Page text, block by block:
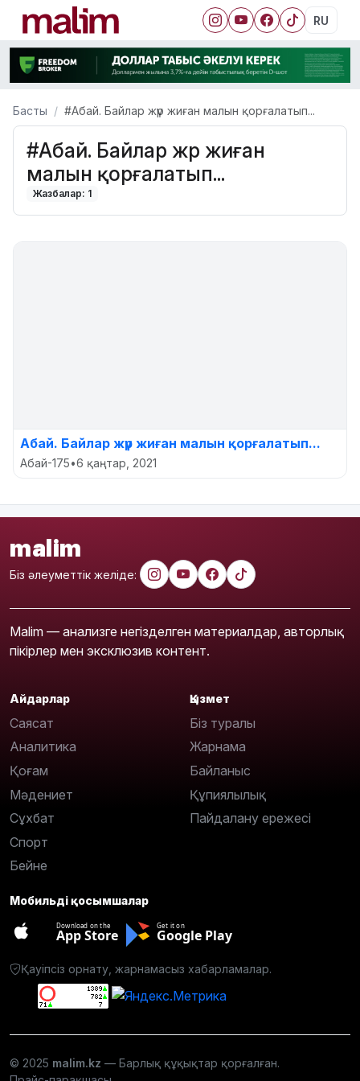
RU
Басты #Абай. Байлар жүр жиған малын қорғалатып...
#Абай. Байлар жүр жиған
малын қорғалатып...
Жазбалар: 1
Абай. Байлар жүр жиған малын қорғалатып...
Абай-175•6 қаңтар, 2021
malim
Біз әлеуметтік желіде:
Malim — анализге негізделген материалдар, авторлық
пікірлер мен эксклюзив контент.
Айдарлар
Саясат
Аналитика
Қоғам
Мәдениет
Сұхбат
Спорт
Бейне
Қызмет
Біз туралы
Жарнама
Байланыс
Құпиялылық
Пайдалану ережесі
Мобильді қосымшалар
Download on the
App Store
Get it on
Google Play
Қауіпсіз орнату, жарнамасыз хабарламалар.
© 2025 malim.kz — Барлық құқықтар қорғалған.